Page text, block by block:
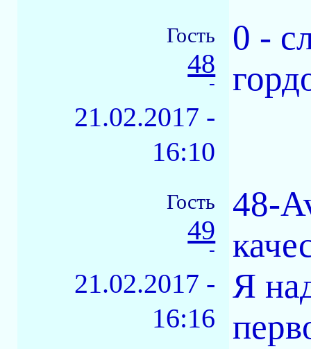
Гость
48
-
21.02.2017 -
16:10
0 -
Гость
49
-
21.02.2017 -
16:16
48-
Я